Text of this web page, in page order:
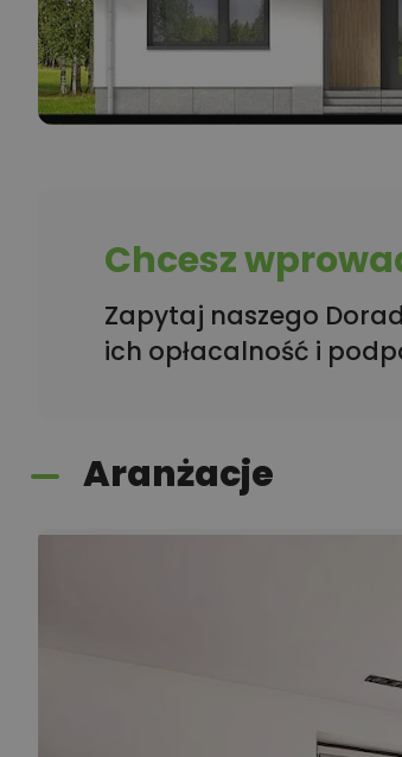
Chcesz
Zapytaj naszego
ich opłacalność i
Aranżacje